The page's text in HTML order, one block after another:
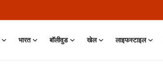
भारत बॉलीवुड खेल लाइफस्टाइल